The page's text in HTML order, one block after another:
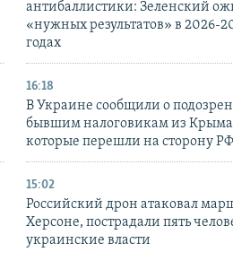
антибаллистики: Зеленский
«нужных результатов» в 2026-
годах
16:18
В Украине сообщили о
бывшим налоговикам из
которые перешли на сторону РФ
15:02
Российский дрон атаковал
Херсоне, пострадали пять
украинские власти